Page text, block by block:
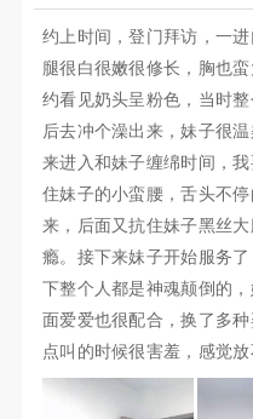
约上时间，登门拜访，一
腿很白很嫩很修长，胸也
约看见奶头呈粉色，当时
后去冲个澡出来，妹子很
来进入和妹子缠绵时间，
住妹子的小蛮腰，舌头不
来，后面又抗住妹子黑丝
瘾。接下来妹子开始服务
下整个人都是神魂颠倒的
面爱爱也很配合，换了多
点叫的时候很害羞，感觉